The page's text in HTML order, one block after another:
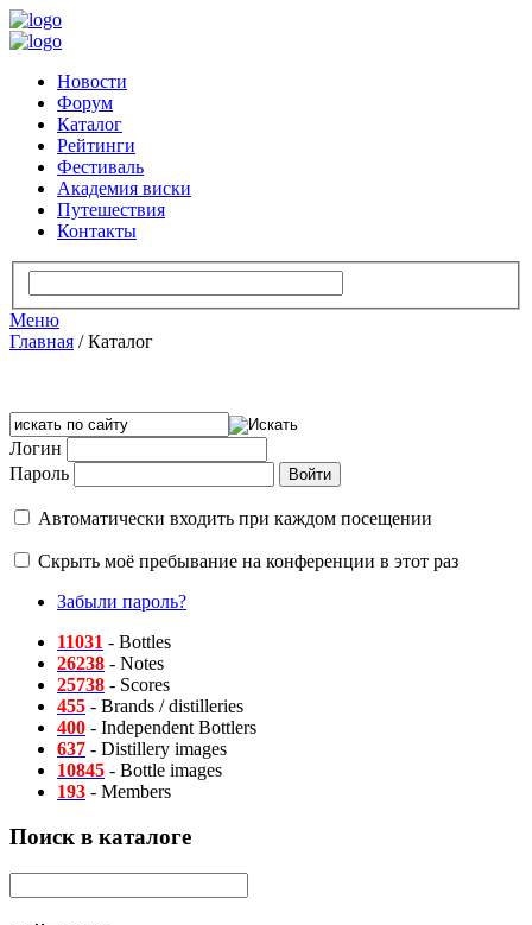
Новости
Форум
Каталог
Рейтинги
Фестиваль
Академия виски
Путешествия
Контакты
Меню
Главная /Каталог
Логин
Пароль
Автоматически входить при каждом посещении
Скрыть моё пребывание на конференции в этот раз
Забыли пароль?
11031 - Bottles
26238 - Notes
25738 - Scores
455 - Brands / distilleries
400 - Independent Bottlers
637 - Distillery images
10845 - Bottle images
193 - Members
Поиск в каталоге